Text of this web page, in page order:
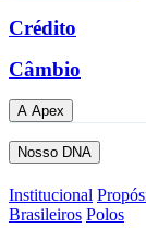
Crédito
Câmbio
A Apex
Nosso DNA
Institucional
Brasileiros Polos